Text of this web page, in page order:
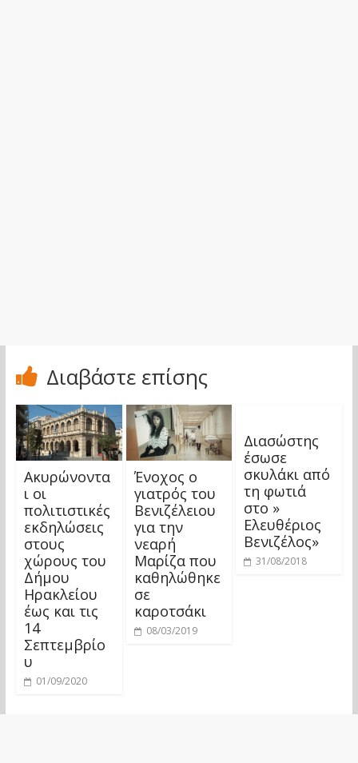
Διαβάστε επίσης
Ακυρώνοντα
ι οι
πολιτιστικές
εκδηλώσεις
στους
χώρους του
Δήμου
Ηρακλείου
έως και τις
14
Σεπτεμβρίο
υ
01/09/2020
Ένοχος ο
γιατρός του
Βενιζέλειου
για την
νεαρή
Μαρίζα που
καθηλώθηκε
σε
καροτσάκι
08/03/2019
Διασώστης
έσωσε
σκυλάκι από
τη φωτιά
στο »
Ελευθέριος
Βενιζέλος»
31/08/2018